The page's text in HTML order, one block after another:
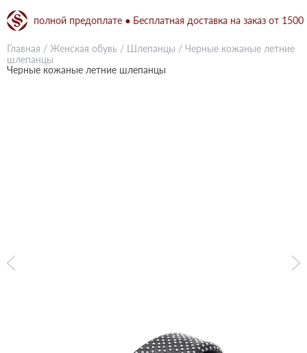
полной предоплате ● Бесплатная доставка на заказ от 1500
Главная / Женская обувь / Шлепанцы / Черные кожаные летние
шлепанцы
Черные кожаные летние шлепанцы